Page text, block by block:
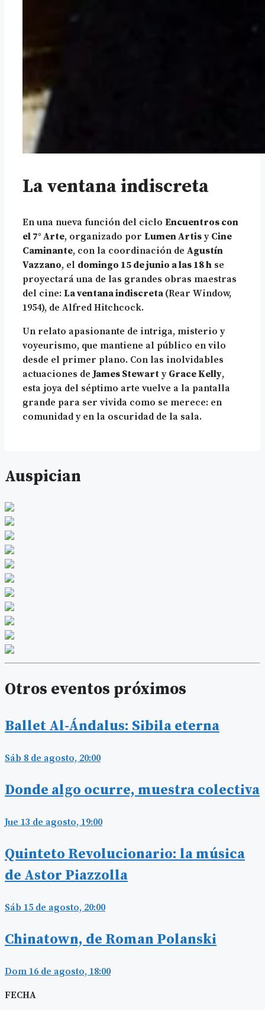
La ventana indiscreta
En una nueva función del ciclo Encuentros con
el 7° Arte, organizado por Lumen Artis y Cine
Caminante, con la coordinación de Agustín
Vazzano, el domingo 15 de junio a las 18 h se
proyectará una de las grandes obras maestras
del cine: La ventana indiscreta (Rear Window,
1954), de Alfred Hitchcock.
Un relato apasionante de intriga, misterio y
voyeurismo, que mantiene al público en vilo
desde el primer plano. Con las inolvidables
actuaciones deJames Stewart y Grace Kelly,
esta joya del séptimo arte vuelve a la pantalla
grande para ser vivida como se merece: en
comunidad y en la oscuridad de la sala.
Auspician
Otros eventos próximos
Ballet Al-Ándalus: Sibila eterna
Sáb 8 de agosto, 20:00
Donde algo ocurre, muestra colectiva
Jue 13 de agosto, 19:00
Quinteto Revolucionario: la música
de Astor Piazzolla
Sáb 15 de agosto, 20:00
Chinatown, de Roman Polanski
Dom 16 de agosto, 18:00
FECHA